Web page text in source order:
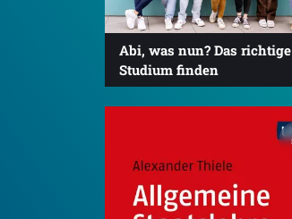
Abi, was nun? Das richtige
Studium finden